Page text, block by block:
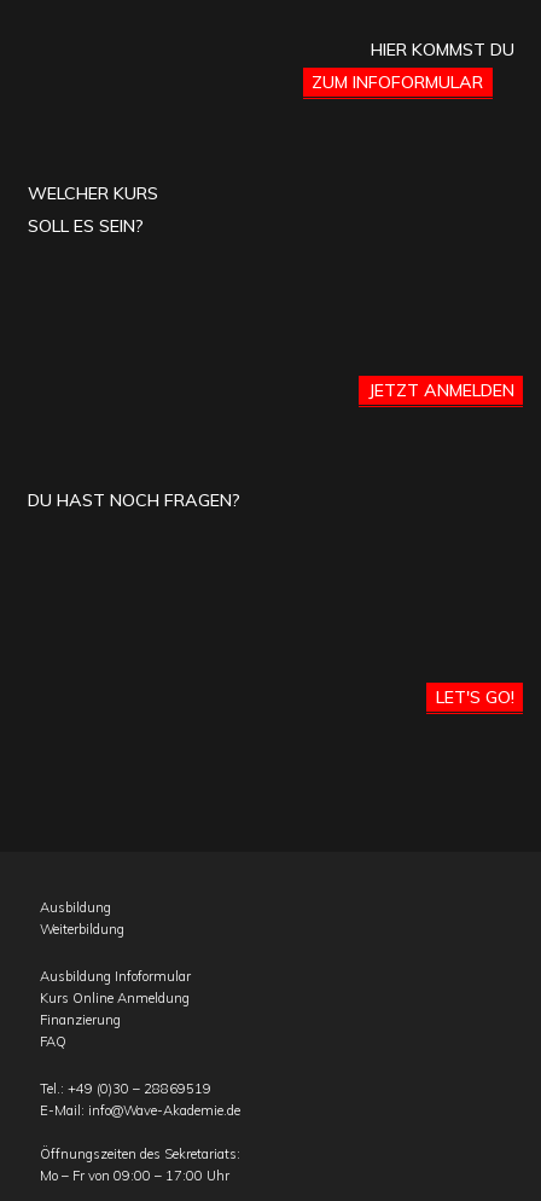
HIER KOMMST DU
ZUM INFOFORMULAR
WELCHER KURS
SOLL ES SEIN?
JETZT ANMELDEN
DU HAST NOCH FRAGEN?
LET'S GO!
Ausbildung
Weiterbildung
Ausbildung Infoformular
Kurs Online Anmeldung
Finanzierung
FAQ
Tel.: +49 (0)30 – 28869519
E-Mail: info@Wave-Akademie.de
Öffnungszeiten des Sekretariats:
Mo – Fr von 09:00 – 17:00 Uhr